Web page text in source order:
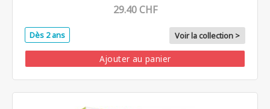
29.40 CHF
Dès 2 ans Voir la collection >
Ajouter au panier